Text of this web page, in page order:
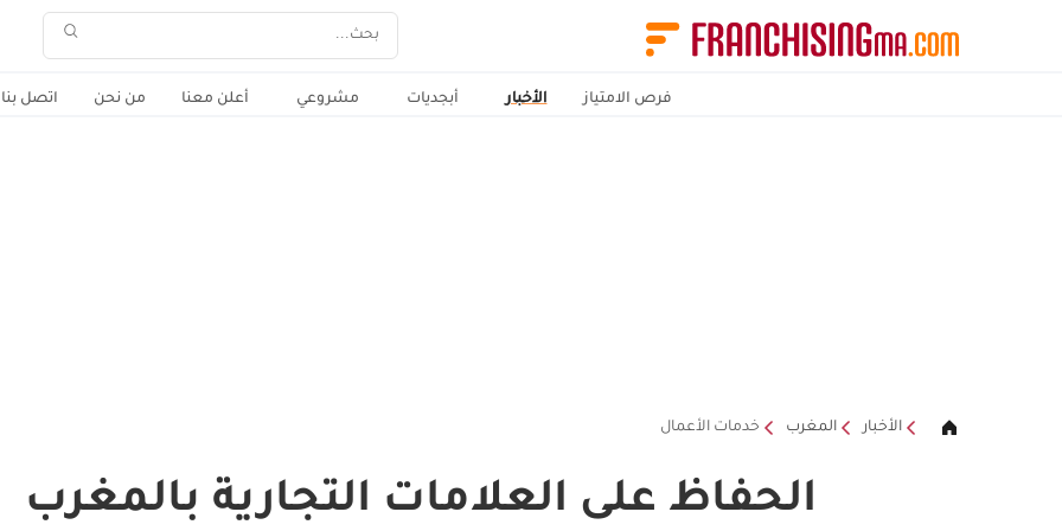
فرص الامتياز الأخبار أبجديات مشروعي أعلن معنا من نحن اتصل بنا
الأخبار المغرب خدمات الأعمال
الحفاظ على العلامات التجارية بالمغرب